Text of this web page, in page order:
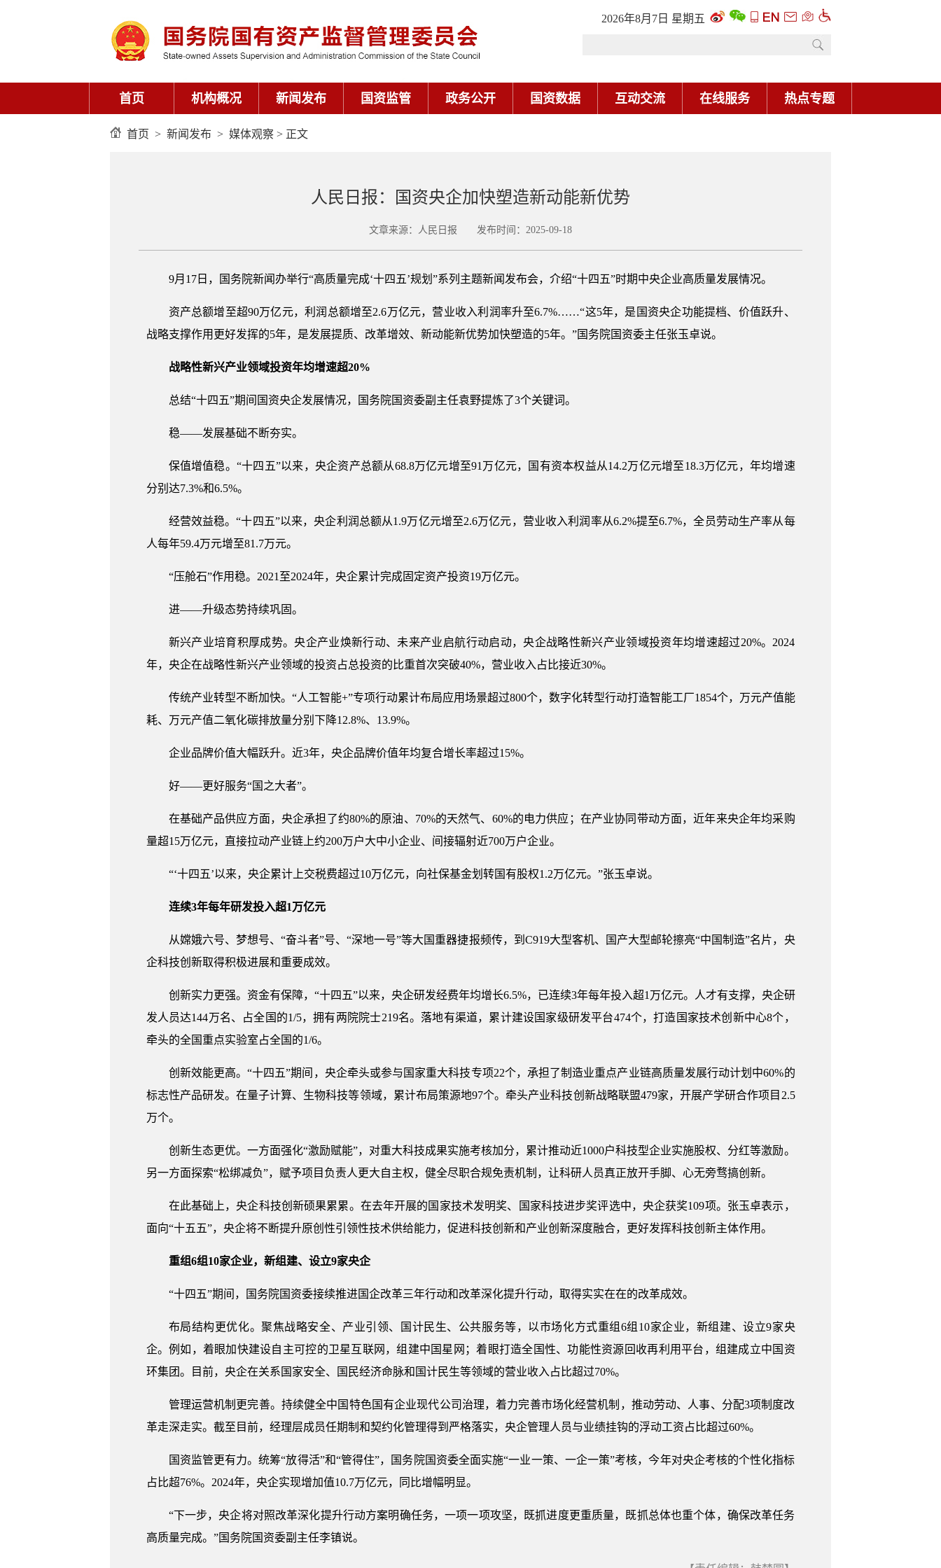
2026年8月7日 星期五
首页 机构概况 新闻发布 国资监管 政务公开 国资数据 互动交流 在线服务 热点专题
首页 > 新闻发布 > 媒体观察 > 正文
人民日报：国资央企加快塑造新动能新优势
文章来源：人民日报 发布时间：2025-09-18
9月17日，国务院新闻办举行“高质量完成‘十四五’规划”系列主题新闻发布会，介绍“十四五”时期中央企业高质量发展情况。
资产总额增至超90万亿元，利润总额增至2.6万亿元，营业收入利润率升至6.7%……“这5年，是国资央企功能提档、价值跃升、
战略支撑作用更好发挥的5年，是发展提质、改革增效、新动能新优势加快塑造的5年。”国务院国资委主任张玉卓说。
战略性新兴产业领域投资年均增速超20%
总结“十四五”期间国资央企发展情况，国务院国资委副主任袁野提炼了3个关键词。
稳——发展基础不断夯实。
保值增值稳。“十四五”以来，央企资产总额从68.8万亿元增至91万亿元，国有资本权益从14.2万亿元增至18.3万亿元，年均增速
分别达7.3%和6.5%。
经营效益稳。“十四五”以来，央企利润总额从1.9万亿元增至2.6万亿元，营业收入利润率从6.2%提至6.7%，全员劳动生产率从每
人每年59.4万元增至81.7万元。
“压舱石”作用稳。2021至2024年，央企累计完成固定资产投资19万亿元。
进——升级态势持续巩固。
新兴产业培育积厚成势。央企产业焕新行动、未来产业启航行动启动，央企战略性新兴产业领域投资年均增速超过20%。2024
年，央企在战略性新兴产业领域的投资占总投资的比重首次突破40%，营业收入占比接近30%。
传统产业转型不断加快。“人工智能+”专项行动累计布局应用场景超过800个，数字化转型行动打造智能工厂1854个，万元产值能
耗、万元产值二氧化碳排放量分别下降12.8%、13.9%。
企业品牌价值大幅跃升。近3年，央企品牌价值年均复合增长率超过15%。
好——更好服务“国之大者”。
在基础产品供应方面，央企承担了约80%的原油、70%的天然气、60%的电力供应；在产业协同带动方面，近年来央企年均采购
量超15万亿元，直接拉动产业链上约200万户大中小企业、间接辐射近700万户企业。
“‘十四五’以来，央企累计上交税费超过10万亿元，向社保基金划转国有股权1.2万亿元。”张玉卓说。
连续3年每年研发投入超1万亿元
从嫦娥六号、梦想号、“奋斗者”号、“深地一号”等大国重器捷报频传，到C919大型客机、国产大型邮轮擦亮“中国制造”名片，央
企科技创新取得积极进展和重要成效。
创新实力更强。资金有保障，“十四五”以来，央企研发经费年均增长6.5%，已连续3年每年投入超1万亿元。人才有支撑，央企研
发人员达144万名、占全国的1/5，拥有两院院士219名。落地有渠道，累计建设国家级研发平台474个，打造国家技术创新中心8个，
牵头的全国重点实验室占全国的1/6。
创新效能更高。“十四五”期间，央企牵头或参与国家重大科技专项22个，承担了制造业重点产业链高质量发展行动计划中60%的
标志性产品研发。在量子计算、生物科技等领域，累计布局策源地97个。牵头产业科技创新战略联盟479家，开展产学研合作项目2.5
万个。
创新生态更优。一方面强化“激励赋能”，对重大科技成果实施考核加分，累计推动近1000户科技型企业实施股权、分红等激励。
另一方面探索“松绑减负”，赋予项目负责人更大自主权，健全尽职合规免责机制，让科研人员真正放开手脚、心无旁骛搞创新。
在此基础上，央企科技创新硕果累累。在去年开展的国家技术发明奖、国家科技进步奖评选中，央企获奖109项。张玉卓表示，
面向“十五五”，央企将不断提升原创性引领性技术供给能力，促进科技创新和产业创新深度融合，更好发挥科技创新主体作用。
重组6组10家企业，新组建、设立9家央企
“十四五”期间，国务院国资委接续推进国企改革三年行动和改革深化提升行动，取得实实在在的改革成效。
布局结构更优化。聚焦战略安全、产业引领、国计民生、公共服务等，以市场化方式重组6组10家企业，新组建、设立9家央
企。例如，着眼加快建设自主可控的卫星互联网，组建中国星网；着眼打造全国性、功能性资源回收再利用平台，组建成立中国资
环集团。目前，央企在关系国家安全、国民经济命脉和国计民生等领域的营业收入占比超过70%。
管理运营机制更完善。持续健全中国特色国有企业现代公司治理，着力完善市场化经营机制，推动劳动、人事、分配3项制度改
革走深走实。截至目前，经理层成员任期制和契约化管理得到严格落实，央企管理人员与业绩挂钩的浮动工资占比超过60%。
国资监管更有力。统筹“放得活”和“管得住”，国务院国资委全面实施“一业一策、一企一策”考核，今年对央企考核的个性化指标
占比超76%。2024年，央企实现增加值10.7万亿元，同比增幅明显。
“下一步，央企将对照改革深化提升行动方案明确任务，一项一项攻坚，既抓进度更重质量，既抓总体也重个体，确保改革任务
高质量完成。”国务院国资委副主任李镇说。